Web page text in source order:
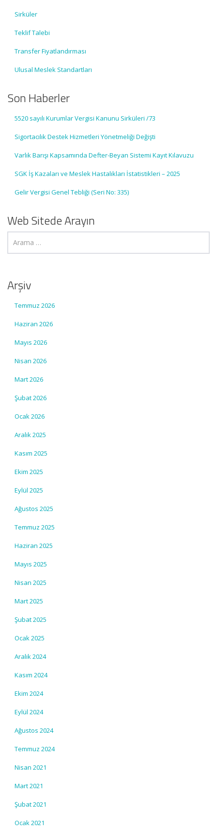
Sirküler
Teklif Talebi
Transfer Fiyatlandırması
Ulusal Meslek Standartları
Son Haberler
5520 sayılı Kurumlar Vergisi Kanunu Sirküleri /73
Sigortacılık Destek Hizmetleri Yönetmeliği Değişti
Varlık Barışı Kapsamında Defter-Beyan Sistemi Kayıt Kılavuzu
SGK İş Kazaları ve Meslek Hastalıkları İstatistikleri – 2025
Gelir Vergisi Genel Tebliği (Seri No: 335)
Web Sitede Arayın
Arşiv
Temmuz 2026
Haziran 2026
Mayıs 2026
Nisan 2026
Mart 2026
Şubat 2026
Ocak 2026
Aralık 2025
Kasım 2025
Ekim 2025
Eylül 2025
Ağustos 2025
Temmuz 2025
Haziran 2025
Mayıs 2025
Nisan 2025
Mart 2025
Şubat 2025
Ocak 2025
Aralık 2024
Kasım 2024
Ekim 2024
Eylül 2024
Ağustos 2024
Temmuz 2024
Nisan 2021
Mart 2021
Şubat 2021
Ocak 2021